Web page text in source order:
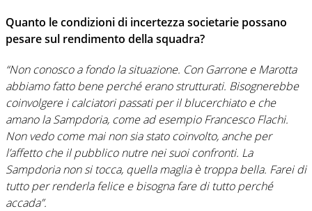
Quanto le condizioni di incertezza societarie possano
pesare sul rendimento della squadra?
“Non conosco a fondo la situazione. Con Garrone e Marotta
abbiamo fatto bene perché erano strutturati. Bisognerebbe
coinvolgere i calciatori passati per il blucerchiato e che
amano la Sampdoria, come ad esempio Francesco Flachi.
Non vedo come mai non sia stato coinvolto, anche per
l’affetto che il pubblico nutre nei suoi confronti. La
Sampdoria non si tocca, quella maglia è troppa bella. Farei di
tutto per renderla felice e bisogna fare di tutto perché
accada”.